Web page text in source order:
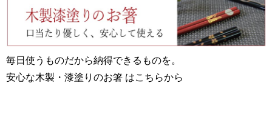
毎日使うものだから納得できるものを。
安心な木製・漆塗りのお箸 はこちらから